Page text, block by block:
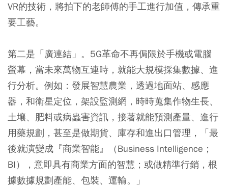
VR的技術，將拍下的老師傅的手工進行加值，傳承重
要工藝。
第二是「廣連結」。5G革命不再侷限於手機或電腦
螢幕，當未來萬物互連時，就能大規模採集數據、進
行分析。例如：發展智慧農業，透過地面站、感應
器，和衛星定位，架設監測網，時時蒐集作物生長、
土壤、肥料或病蟲害資訊，接著就能預測產量、進行
用藥規劃，甚至是做期貨、庫存和進出口管理，「最
後就演變成『商業智能』（Business Intelligence；
BI），意即具有商業方面的智慧；或做精準行銷，根
據數據規劃產能、包裝、運輸。」